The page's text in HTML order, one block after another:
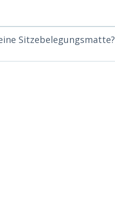
Sitzebelegungsmatte?